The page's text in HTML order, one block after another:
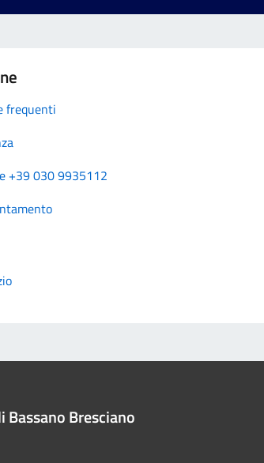
frequenti
+39 030 9935112
Bassano Bresciano